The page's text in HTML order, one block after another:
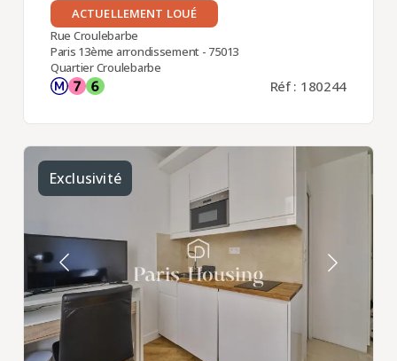
ACTUELLEMENT LOUÉ
Rue Croulebarbe
Paris 13ème arrondissement - 75013
Quartier Croulebarbe
Réf : 180244
Exclusivité